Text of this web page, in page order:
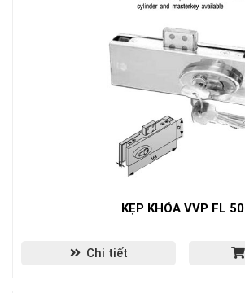
KẸP KHÓA VVP FL 50
Chi tiết